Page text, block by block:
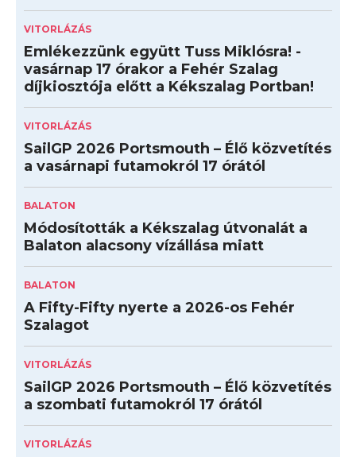
VITORLÁZÁS
Emlékezzünk együtt Tuss Miklósra! -
vasárnap 17 órakor a Fehér Szalag
díjkiosztója előtt a Kékszalag Portban!
VITORLÁZÁS
SailGP 2026 Portsmouth – Élő közvetítés
a vasárnapi futamokról 17 órától
BALATON
Módosították a Kékszalag útvonalát a
Balaton alacsony vízállása miatt
BALATON
A Fifty-Fifty nyerte a 2026-os Fehér
Szalagot
VITORLÁZÁS
SailGP 2026 Portsmouth – Élő közvetítés
a szombati futamokról 17 órától
VITORLÁZÁS